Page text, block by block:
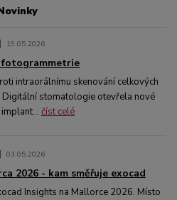
19.05.2026
intraorálnímu skenování celkových
Digitální stomatologie otevřela nové
číst celé
03.05.2026
2026 - kam směřuje exocad
Insights na Mallorce 2026. Místo